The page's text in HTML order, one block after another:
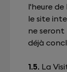
l'heure
le site
ne seront
déjà
1.5. La